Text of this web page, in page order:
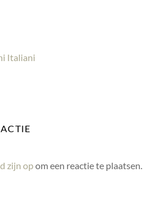
Italiani
zijn opom een reactie te plaatsen.